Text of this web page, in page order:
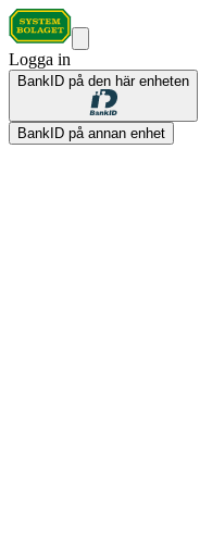
Logga in
BankID på den här enheten
BankID på annan enhet